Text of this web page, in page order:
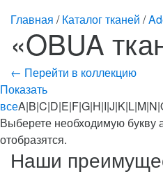
Главная /Каталог тканей /
«OBUA
← Перейти в коллекцию
Показать
все
Выберете необходимую букву
отобразятся.
Наши